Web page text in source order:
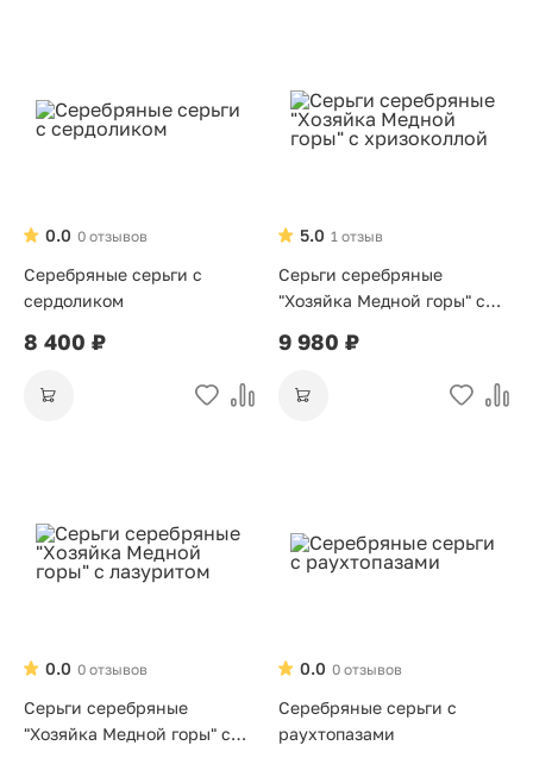
0 отзывов
0.0
Серебряные серьги с
сердоликом
8 400 ₽
1 отзыв
5.0
Серьги серебряные
"Хозяйка Медной горы" с
9 980 ₽
0 отзывов
0.0
Серьги серебряные
"Хозяйка Медной горы" с
0 отзывов
0.0
Серебряные серьги с
раухтопазами